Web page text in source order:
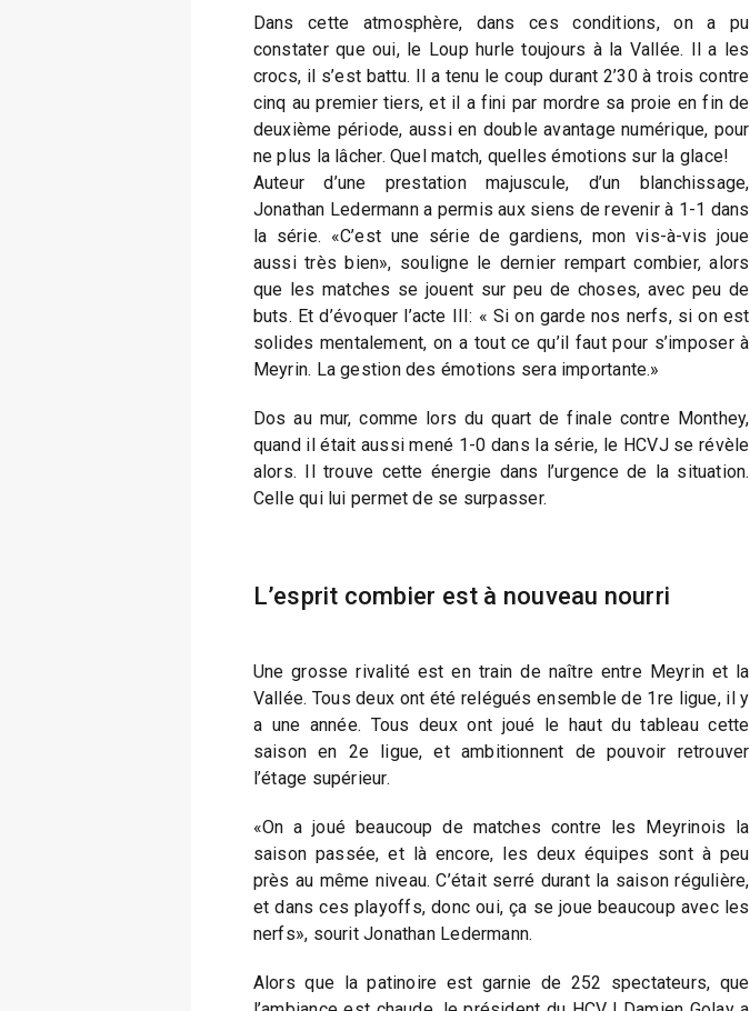
Dans cette atmosphère, dans ces conditions, on a pu
constater que oui, le Loup hurle toujours à la Vallée. Il a les
crocs, il s’est battu. Il a tenu le coup durant 2’30 à trois contre
cinq au premier tiers, et il a fini par mordre sa proie en fin de
deuxième période, aussi en double avantage numérique, pour
ne plus la lâcher. Quel match, quelles émotions sur la glace!
Auteur d’une prestation majuscule, d’un blanchissage,
Jonathan Ledermann a permis aux siens de revenir à 1-1 dans
la série. «C’est une série de gardiens, mon vis-à-vis joue
aussi très bien», souligne le dernier rempart combier, alors
que les matches se jouent sur peu de choses, avec peu de
buts. Et d’évoquer l’acte III: « Si on garde nos nerfs, si on est
solides mentalement, on a tout ce qu’il faut pour s’imposer à
Meyrin. La gestion des émotions sera importante.»
Dos au mur, comme lors du quart de finale contre Monthey,
quand il était aussi mené 1-0 dans la série, le HCVJ se révèle
alors. Il trouve cette énergie dans l’urgence de la situation.
Celle qui lui permet de se surpasser.
L’esprit combier est à nouveau nourri
Une grosse rivalité est en train de naître entre Meyrin et la
Vallée. Tous deux ont été relégués ensemble de 1re ligue, il y
a une année. Tous deux ont joué le haut du tableau cette
saison en 2e ligue, et ambitionnent de pouvoir retrouver
l’étage supérieur.
«On a joué beaucoup de matches contre les Meyrinois la
saison passée, et là encore, les deux équipes sont à peu
près au même niveau. C’était serré durant la saison régulière,
et dans ces playoffs, donc oui, ça se joue beaucoup avec les
nerfs», sourit Jonathan Ledermann.
Alors que la patinoire est garnie de 252 spectateurs, que